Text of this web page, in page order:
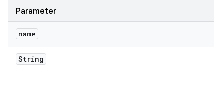
Parameter
name
String